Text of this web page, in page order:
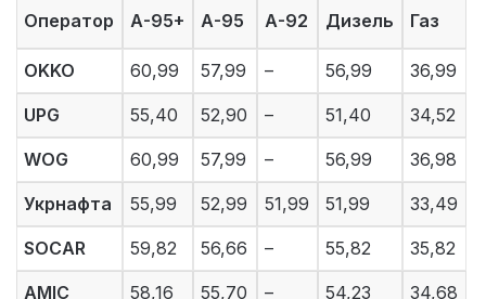
Оператор А-95+ А-95 А-92 Дизель Газ
OKKO 60,99 57,99 – 56,99 36,99
UPG 55,40 52,90 – 51,40 34,52
WOG 60,99 57,99 – 56,99 36,98
Укрнафта 55,99 52,99 51,99 51,99 33,49
SOCAR 59,82 56,66 – 55,82 35,82
AMIC 58,16 55,70 – 54,23 34,68